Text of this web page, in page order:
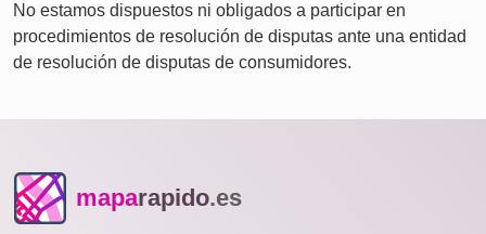
No estamos dispuestos ni obligados a participar en
procedimientos de resolución de disputas ante una entidad
de resolución de disputas de consumidores.
maparapido.es